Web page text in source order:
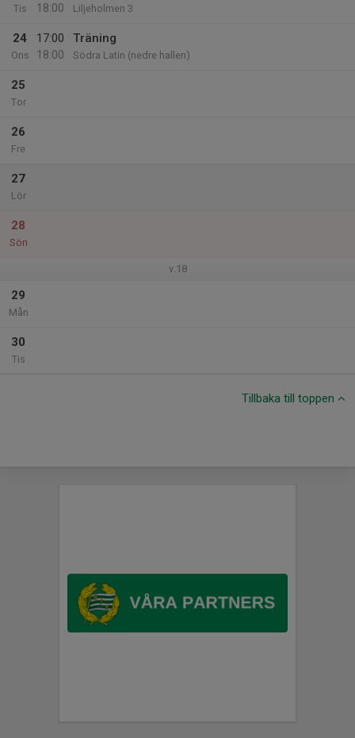
Tis
18:00
Liljeholmen 3
24
Ons
17:00
18:00
Träning
Södra Latin (nedre hallen)
25
Tor
26
Fre
27
Lör
28
Sön
v.18
29
Mån
30
Tis
Tillbaka till toppen